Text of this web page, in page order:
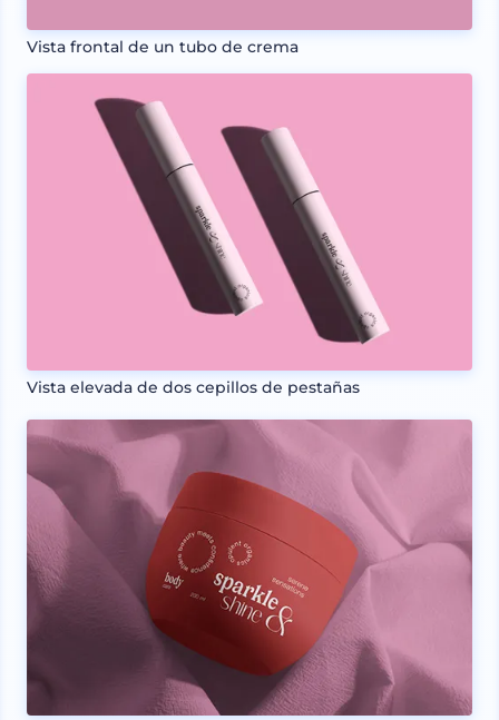
Vista frontal de un tubo de crema
Vista elevada de dos cepillos de pestañas